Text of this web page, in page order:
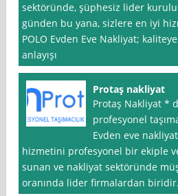
sektöründe, şüphesiz lider
günden bu yana, sizlere en iyi
POLO Evden Eve Nakliyat;
anlayışı
Protaş nakliyat
Protaş Nakliyat *
profesyonel
Evden eve
hizmetini profesyonel bir ekiple
sunan ve nakliyat sektöründe
oranında lider firmalardan biridir.